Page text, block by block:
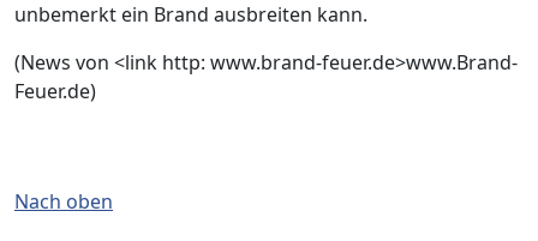
unbemerkt ein Brand ausbreiten kann.
(News von <link http: www.brand-feuer.de>www.Brand-
Feuer.de)
Nach oben